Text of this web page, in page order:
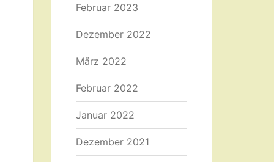
Februar 2023
Dezember 2022
März 2022
Februar 2022
Januar 2022
Dezember 2021